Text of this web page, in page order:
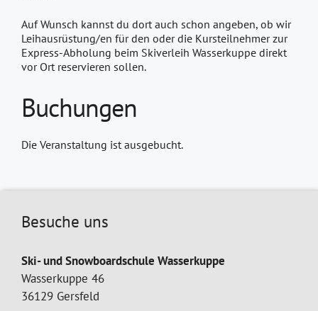
Auf Wunsch kannst du dort auch schon angeben, ob wir
Leihausrüstung/en für den oder die Kursteilnehmer zur
Express-Abholung beim Skiverleih Wasserkuppe direkt
vor Ort reservieren sollen.
Buchungen
Die Veranstaltung ist ausgebucht.
Besuche uns
Ski- und Snowboardschule Wasserkuppe
Wasserkuppe 46
36129 Gersfeld